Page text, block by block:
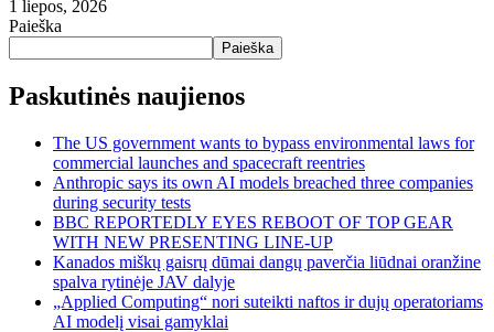
1 liepos, 2026
Paieška
Paieška
Paskutinės naujienos
The US government wants to bypass environmental laws for
commercial launches and spacecraft reentries
Anthropic says its own AI models breached three companies
during security tests
BBC REPORTEDLY EYES REBOOT OF TOP GEAR
WITH NEW PRESENTING LINE-UP
Kanados miškų gaisrų dūmai dangų paverčia liūdnai oranžine
spalva rytinėje JAV dalyje
„Applied Computing“ nori suteikti naftos ir dujų operatoriams
AI modelį visai gamyklai